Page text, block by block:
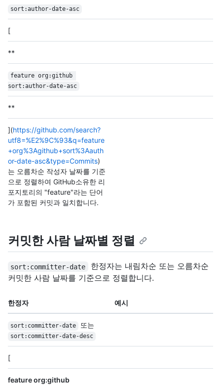
sort:author-date-asc
[
**
feature org:github
sort:author-date-asc
**
](https://github.com/search?
utf8=%E2%9C%93&q=feature
+org%3Agithub+sort%3Aauth
or-date-asc&type=Commits)
는 오름차순 작성자 날짜를 기준
으로 정렬하여 GitHub소유한 리
포지토리의 "feature"라는 단어
가 포함된 커밋과 일치합니다.
커밋한 사람 날짜별 정렬
sort:committer-date
한정자는 내림차순 또는 오름차순
커밋한 사람 날짜를 기준으로 정렬합니다.
한정자 예시
sort:committer-date 또는
sort:committer-date-desc
[
feature org:github